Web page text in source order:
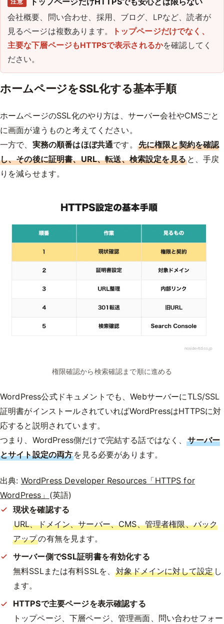
注意
会社概要、問い合わせ、採用、ブログ、LPなど、読者が
見るページは複数あります。
トップページだけでなく、
主要な下層ページもHTTPSで表示されるかを確認してく
ださい。
ホームページをSSL化する基本手順
ホームページのSSL化のやり方は、サーバー会社やCMSごと
に画面が違うものと考えてください。
一方で、 実務の順番はほぼ共通です。 先に権限と契約を確認
し、その後に証明書、URL、転送、検索設定を見ると、手戻
りを減らせます。
権限確認から検索確認まで順に進める
WordPress公式ドキュメントでも、WebサーバーにTLS/SSL
証明書がインストールされていればWordPressはHTTPSに対
応すると説明されています。
つまり、WordPress側だけで完結する話ではなく、サーバー
とサイト設定の両方を見る必要があります。
出典: WordPress Developer Resources「HTTPS for
WordPress」 (英語)
現状を確認する
URL、ドメイン、サーバー、CMS、管理者権限、バック
アップの有無を見ます。
サーバー側でSSL証明書を有効化する
無料SSLまたは有料SSLを、対象ドメインに対して設定 し
ます。
HTTPSで主要ページを表示確認する
トップページ、下層ページ、管理画面、問い合わせフォー